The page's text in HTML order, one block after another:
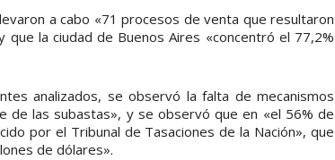
a cabo «71 procesos de venta que resultaron
la ciudad de Buenos Aires «concentró el 77,2%
analizados, se observó la falta de mecanismos
de las subastas», y se observó que en «el 56% de
por el Tribunal de Tasaciones de la Nación», que
de dólares».